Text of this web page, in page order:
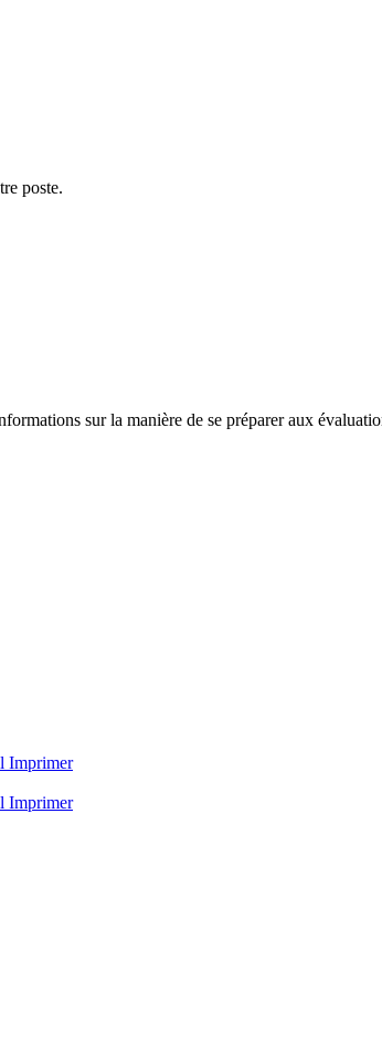
poste.
sur la manière de se préparer aux
Imprimer
Imprimer